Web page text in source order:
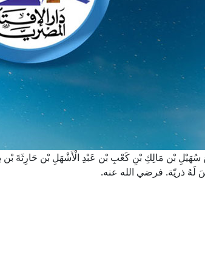
بْن مَالِكِ بْنِ كَعْبِ بْن عَبْدِ الْأَشْهَلِ بْن حَارِثَةَ بْن
لَهُ ذريّة. فرضي الله عنه.